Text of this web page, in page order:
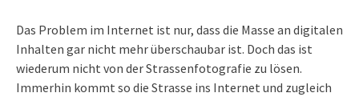
Das Problem im Internet ist nur, dass die Masse an digitalen
Inhalten gar nicht mehr überschaubar ist. Doch das ist
wiederum nicht von der Strassenfotografie zu lösen.
Immerhin kommt so die Strasse ins Internet und zugleich